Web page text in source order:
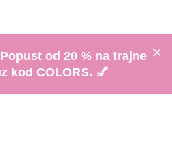
od 20 % na trajne
kod COLORS. 💅